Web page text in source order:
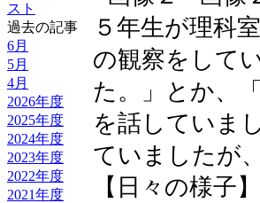
スト
過去の記事
6月
5月
4月
2026年度
2025年度
2024年度
2023年度
2022年度
2021年度
５年生が理科
の観察をして
た。」とか、
を話していま
ていましたが
【日々の様子